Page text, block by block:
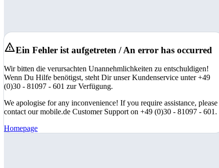
Ein Fehler ist aufgetreten / An error has occurred
Wir bitten die verursachten Unannehmlichkeiten zu entschuldigen!
Wenn Du Hilfe benötigst, steht Dir unser Kundenservice unter +49
(0)30 - 81097 - 601 zur Verfügung.
We apologise for any inconvenience! If you require assistance, please
contact our mobile.de Customer Support on +49 (0)30 - 81097 - 601.
Homepage